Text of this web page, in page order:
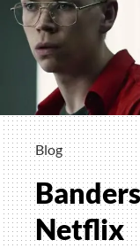
Blog
Netflix